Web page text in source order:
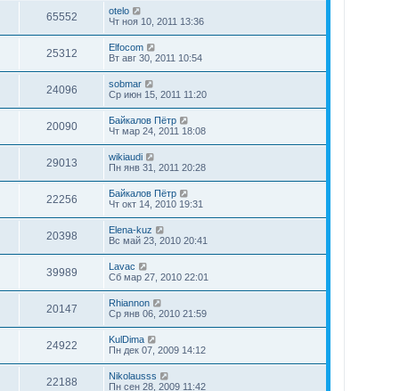
65552
otelo
Чт ноя 10, 2011 13:36
25312
Elfocom
Вт авг 30, 2011 10:54
24096
sobmar
Ср июн 15, 2011 11:20
20090
Байкалов Пётр
Чт мар 24, 2011 18:08
29013
wikiaudi
Пн янв 31, 2011 20:28
22256
Байкалов Пётр
Чт окт 14, 2010 19:31
20398
Elena-kuz
Вс май 23, 2010 20:41
39989
Lavac
Сб мар 27, 2010 22:01
20147
Rhiannon
Ср янв 06, 2010 21:59
24922
KulDima
Пн дек 07, 2009 14:12
22188
Nikolausss
Пн сен 28, 2009 11:42